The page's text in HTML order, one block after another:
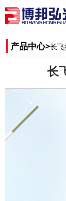
产品中心>长
长